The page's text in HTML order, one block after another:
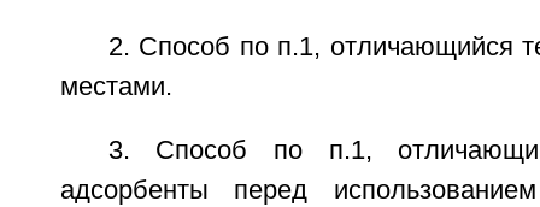
2. Способ по п.1, отличающийся
местами.
3. Способ по п.1,
адсорбенты перед